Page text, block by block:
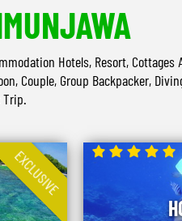
Hotels, Resort, Cottages
Couple, Group Backpacker,
Trip.
EXCLUSIVE